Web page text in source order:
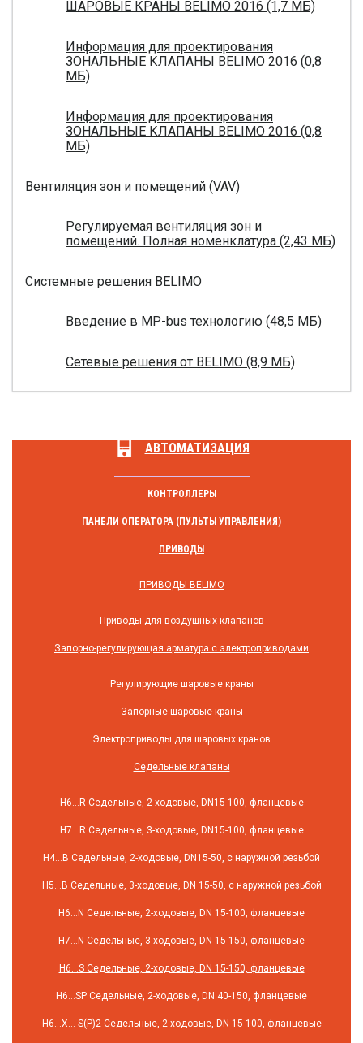
ШАРОВЫЕ КРАНЫ BELIMO 2016 (1,7 МБ)
Информация для проектирования
ЗОНАЛЬНЫЕ КЛАПАНЫ BELIMO 2016 (0,8
МБ)
Информация для проектирования
ЗОНАЛЬНЫЕ КЛАПАНЫ BELIMO 2016 (0,8
МБ)
Вентиляция зон и помещений (VAV)
Регулируемая вентиляция зон и
помещений. Полная номенклатура (2,43 МБ)
Системные решения BELIMO
Введение в MP-bus технологию (48,5 МБ)
Сетевые решения от BELIMO (8,9 МБ)
АВТОМАТИЗАЦИЯ
КОНТРОЛЛЕРЫ
ПАНЕЛИ ОПЕРАТОРА (ПУЛЬТЫ УПРАВЛЕНИЯ)
ПРИВОДЫ
ПРИВОДЫ BELIMO
Приводы для воздушных клапанов
Запорно-регулирующая арматура с электроприводами
Регулирующие шаровые краны
Запорные шаровые краны
Электроприводы для шаровых кранов
Седельные клапаны
H6…R Седельные, 2-ходовые, DN15-100, фланцевые
H7…R Седельные, 3-ходовые, DN15-100, фланцевые
H4…B Седельные, 2-ходовые, DN15-50, с наружной резьбой
H5…B Седельные, 3-ходовые, DN 15-50, с наружной резьбой
H6…N Седельные, 2-ходовые, DN 15-100, фланцевые
H7…N Седельные, 3-ходовые, DN 15-150, фланцевые
H6…S Седельные, 2-ходовые, DN 15-150, фланцевые
H6…SP Седельные, 2-ходовые, DN 40-150, фланцевые
H6…X…-S(P)2 Седельные, 2-ходовые, DN 15-100, фланцевые